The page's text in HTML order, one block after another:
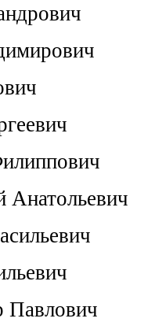
Анатольевич
Павлович